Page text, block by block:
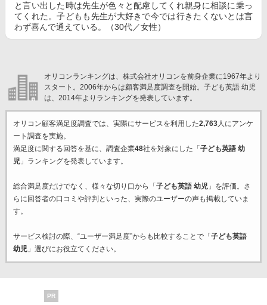
と言い出した時は先生が色々と配慮してくれ親身に相談に乗っ
てくれた。子どもも先生が大好きで今では行きたくないとは言
わず喜んで通えている。（30代／女性）
オリコンランキングは、株式会社オリコンを前身企業に1967年より
スタート。2006年からは顧客満足度調査を開始。子ども英語 幼児
は、2014年よりランキングを発表しています。
オリコン顧客満足度調査では、実際にサービスを利用した2,763人にアンケ
ート調査を実施。
満足度に関する回答を基に、調査企業48社を対象にした「 子ども英語 幼
児」ランキングを発表しています。
総合満足度だけでなく、様々な切り口から「 子ども英語 幼児」を評価。さ
らに回答者の口コミや評判といった、実際のユーザーの声も掲載していま
す。
サービス検討の際、“ユーザー満足度”からも比較することで「 子ども英語
幼児」選びにお役立てください。
PR